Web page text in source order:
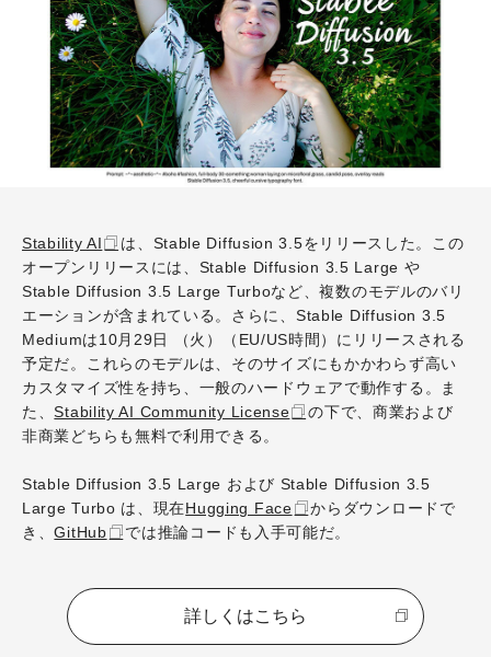
Stability AI は、 Stable Diffusion 3.5をリリースした。この
オープンリリースには、Stable Diffusion 3.5 Large や
Stable Diffusion 3.5 Large Turboなど、複数のモデルのバリ
エーションが含まれている。さらに、Stable Diffusion 3.5
Mediumは10月29日 （火）（EU/US時間）にリリースされる
予定だ。これらのモデルは、そのサイズにもかかわらず高い
カスタマイズ性を持ち、一般のハードウェアで動作する。ま
た、Stability AI Community License
の下で、商業および
非商業どちらも無料で利用できる。
Stable Diffusion 3.5 Large および Stable Diffusion 3.5
Large Turbo は、現在Hugging Face
からダウンロードで
き、GitHub では推論コードも入手可能だ。
詳しくはこちら